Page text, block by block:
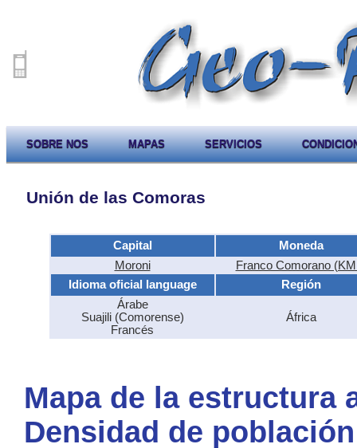
SOBRE NOS MAPAS SERVICIOS
Unión de las Comoras
Capital
Moneda
Moroni
Franco Comorano
Idioma oficial language
Región
Árabe
Suajili (Comorense)
Francés
África
Mapa de la estructura
Densidad de